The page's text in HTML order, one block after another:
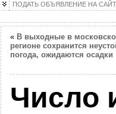
ПОДАТЬ ОБЪЯВЛЕНИЕ НА
« В выходные в
регионе сохранится
погода, ожидаются осадки
Число